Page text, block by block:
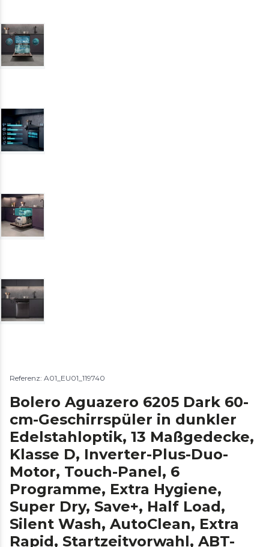
Referenz: A01_EU01_119740
Bolero Aguazero 6205 Dark 60-
cm-Geschirrspüler in dunkler
Edelstahloptik, 13 Maßgedecke,
Klasse D, Inverter-Plus-Duo-
Motor, Touch-Panel, 6
Programme, Extra Hygiene,
Super Dry, Save+, Half Load,
Silent Wash, AutoClean, Extra
Rapid, Startzeitvorwahl, ABT-